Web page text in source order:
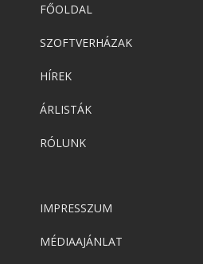
FŐOLDAL
SZOFTVERHÁZAK
HÍREK
ÁRLISTÁK
RÓLUNK
IMPRESSZUM
MÉDIAAJÁNLAT